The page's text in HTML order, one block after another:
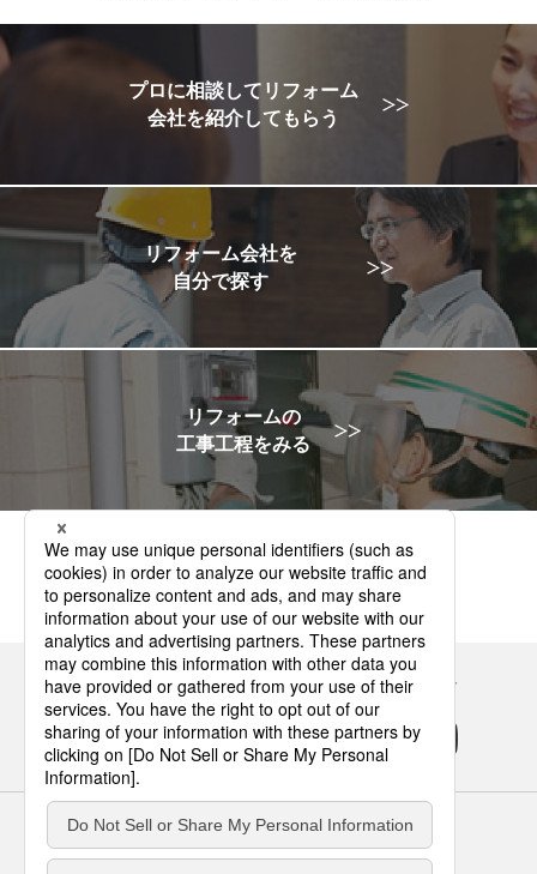
プロに相談してリフォーム
会社を紹介してもらう
リフォーム会社を
自分で探す
リフォームの
工事工程をみる
Panasonicの住まい・くらし SNSアカウント
サイトのご利用にあたって
クッキーポリシー
個人情報保護方針
パナソニック ホールディングス